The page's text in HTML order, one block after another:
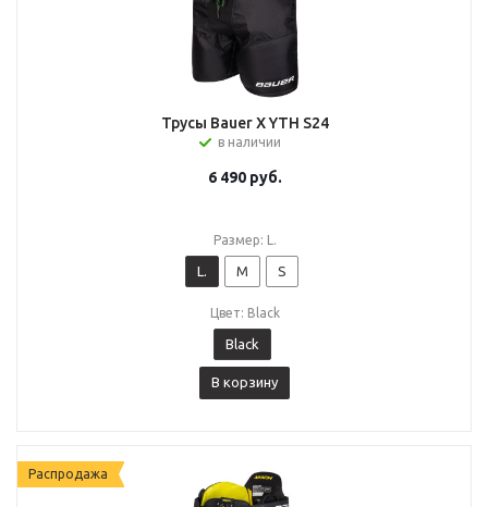
Трусы Bauer X YTH S24
в наличии
6 490руб.
Размер: L.
L. M S
Цвет: Black
Black
В корзину
Распродажа